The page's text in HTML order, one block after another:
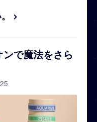
で魔法をさら